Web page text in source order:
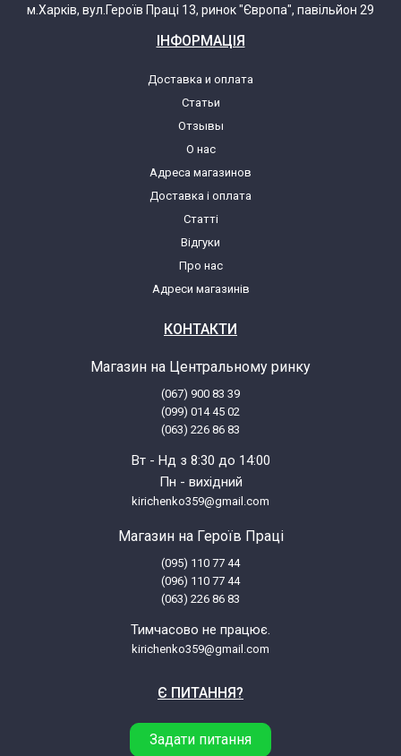
м.Харків, вул.Героїв Праці 13, ринок "Європа", павільйон 29
ІНФОРМАЦІЯ
Доставка и оплата
Статьи
Отзывы
О нас
Адреса магазинов
Доставка і оплата
Статті
Відгуки
Про нас
Адреси магазинів
КОНТАКТИ
Магазин на Центральному ринку
(067) 900 83 39
(099) 014 45 02
(063) 226 86 83
Вт - Нд з 8:30 до 14:00
Пн - вихідний
kirichenko359@gmail.com
Магазин на Героїв Праці
(095) 110 77 44
(096) 110 77 44
(063) 226 86 83
Тимчасово не працює.
kirichenko359@gmail.com
Є ПИТАННЯ?
Задати питання